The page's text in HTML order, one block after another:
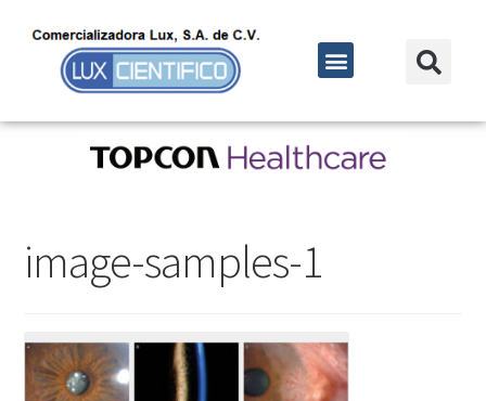
image-samples-1